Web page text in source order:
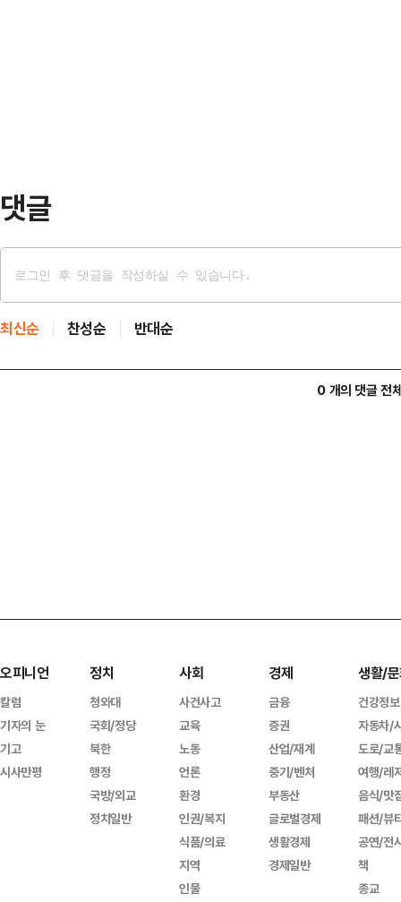
댓글
최신순 찬성순 반대순
0 개의 댓글 전
오피니언
칼럼
기자의 눈
기고
시사만평
정치
청와대
국회/정당
북한
행정
국방/외교
정치일반
사회
사건사고
교육
노동
언론
환경
인권/복지
식품/의료
지역
인물
경제
금융
증권
산업/재계
중기/벤처
부동산
글로벌경제
생활경제
경제일반
생활/
건강정보
자동차/
도로/교
여행/레
음식/맛
패션/뷰
공연/전
책
종교